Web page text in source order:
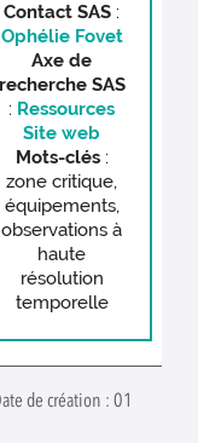
Contact SAS :
Ophélie Fovet
Axe de
rechercheSAS
: Ressources
Site web
Mots-clés :
zone critique,
équipements,
observations à
haute
résolution
temporelle
de création : 01